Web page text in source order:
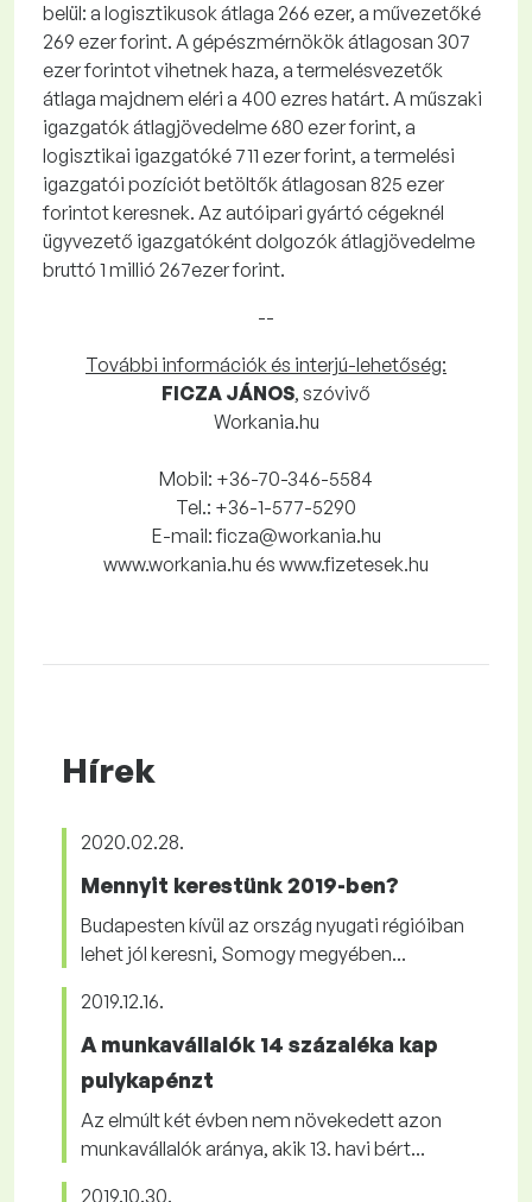
belül: a logisztikusok átlaga 266 ezer, a művezetőké
269 ezer forint. A gépészmérnökök átlagosan 307
ezer forintot vihetnek haza, a termelésvezetők
átlaga majdnem eléri a 400 ezres határt. A műszaki
igazgatók átlagjövedelme 680 ezer forint, a
logisztikai igazgatóké 711 ezer forint, a termelési
igazgatói pozíciót betöltők átlagosan 825 ezer
forintot keresnek. Az autóipari gyártó cégeknél
ügyvezető igazgatóként dolgozók átlagjövedelme
bruttó 1 millió 267ezer forint.
--
További információk és interjú-lehetőség:
FICZA JÁNOS, szóvivő
Workania.hu
Mobil: +36-70-346-5584
Tel.: +36-1-577-5290
E-mail: ficza@workania.hu
www.workania.hu és www.fizetesek.hu
Hírek
2020.02.28.
Mennyit kerestünk 2019-ben?
Budapesten kívül az ország nyugati régióiban
lehet jól keresni, Somogy megyében...
2019.12.16.
A munkavállalók 14 százaléka kap
pulykapénzt
Az elmúlt két évben nem növekedett azon
munkavállalók aránya, akik 13. havi bért...
2019.10.30.